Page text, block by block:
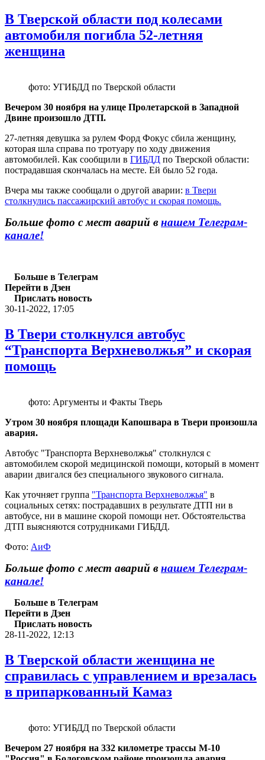
В Тверской области под колесами
автомобиля погибла 52-летняя
женщина
фото: УГИБДД по Тверской области
Вечером 30 ноября на улице Пролетарской в Западной
Двине произошло ДТП.
27-летняя девушка за рулем Форд Фокус сбила женщину,
которая шла справа по тротуару по ходу движения
автомобилей. Как сообщили в ГИБДД по Тверской области:
пострадавшая скончалась на месте. Ей было 52 года.
Вчера мы также сообщали о другой аварии: в Твери
столкнулись пассажирский автобус и скорая помощь.
Больше фото с мест аварий в нашем Телеграм-
канале!
Больше в Телеграм
Перейти в Дзен
Прислать новость
30-11-2022, 17:05
В Твери столкнулся автобус
“Транспорта Верхневолжья” и скорая
помощь
фото: Аргументы и Факты Тверь
Утром 30 ноября площади Капошвара в Твери произошла
авария.
Автобус "Транспорта Верхневолжья" столкнулся с
автомобилем скорой медицинской помощи, который в момент
аварии двигался без специального звукового сигнала.
Как уточняет группа "Транспорта Верхневолжья" в
социальных сетях: пострадавших в результате ДТП ни в
автобусе, ни в машине скорой помощи нет. Обстоятельства
ДТП выясняются сотрудниками ГИБДД.
Фото: АиФ
Больше фото с мест аварий в нашем Телеграм-
канале!
Больше в Телеграм
Перейти в Дзен
Прислать новость
28-11-2022, 12:13
В Тверской области женщина не
справилась с управлением и врезалась
в припаркованный Камаз
фото: УГИБДД по Тверской области
Вечером 27 ноября на 332 километре трассы М-10